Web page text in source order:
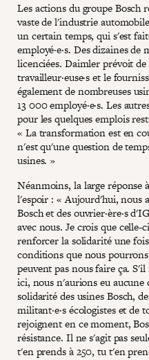
Les actions du groupe
vaste de l'industrie
un certain temps, qui s'est
employé·e·s. Des dizaines
licenciées. Daimler prévoit
travailleur·euse·s et le
également de nombreuses
13 000 employé·e·s. Les
pour les quelques emplois
« La transformation est en
n'est qu'une question de
usines. »
Néanmoins, la large réponse
l'espoir : « Aujourd'hui, nous
Bosch et des ouvrier·ère·s
avec nous. Je crois que celle-
renforcer la solidarité une
conditions que nous
peuvent pas nous faire ça.
ici, nous n'aurions eu aucune
solidarité des usines Bosch,
militant·e·s écologistes et de
rejoignent en ce moment,
résistance. Il ne s'agit pas
t'en prends à 250, tu t'en